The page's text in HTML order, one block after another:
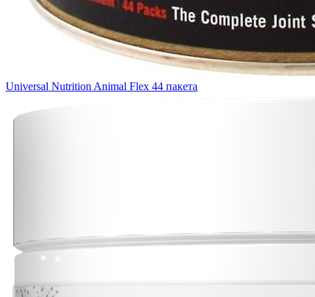
Universal Nutrition Animal Flex 44 пакета